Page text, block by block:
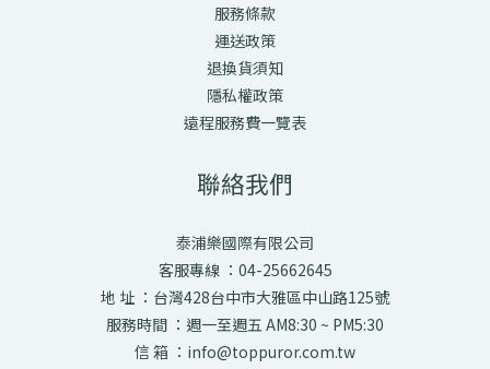
服務條款
運送政策
退換貨須知
隱私權政策
遠程服務費一覽表
聯絡我們
泰浦樂國際有限公司
客服專線 ：04-25662645
地 址 ：台灣428台中市大雅區中山路125號
服務時間 ：週一至週五 AM8:30 ~ PM5:30
信 箱 ：info@toppuror.com.tw